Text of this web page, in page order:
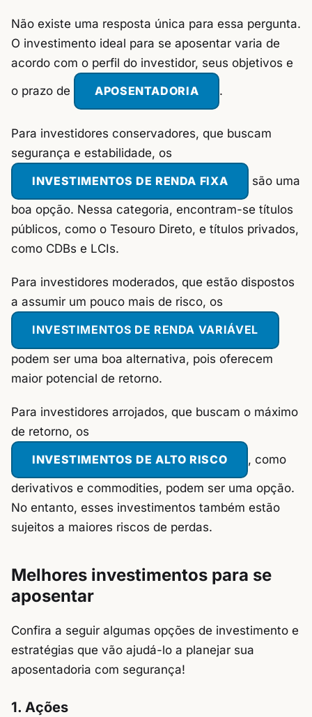
Não existe uma resposta única para essa pergunta.
O investimento ideal para se aposentar varia de
acordo com o perfil do investidor, seus objetivos e
o prazo de APOSENTADORIA .
Para investidores conservadores, que buscam
segurança e estabilidade, os
INVESTIMENTOS DE RENDA FIXA são uma
boa opção. Nessa categoria, encontram-se títulos
públicos, como o Tesouro Direto, e títulos privados,
como CDBs e LCIs.
Para investidores moderados, que estão dispostos
a assumir um pouco mais de risco, os
INVESTIMENTOS DE RENDA VARIÁVEL
podem ser uma boa alternativa, pois oferecem
maior potencial de retorno.
Para investidores arrojados, que buscam o máximo
de retorno, os
INVESTIMENTOS DE ALTO RISCO , como
derivativos e commodities, podem ser uma opção.
No entanto, esses investimentos também estão
sujeitos a maiores riscos de perdas.
Melhores investimentos para se
aposentar
Confira a seguir algumas opções de investimento e
estratégias que vão ajudá-lo a planejar sua
aposentadoria com segurança!
1. Ações